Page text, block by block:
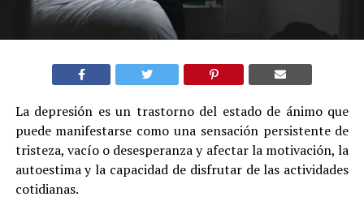
La depresión es un trastorno del estado de ánimo que
puede manifestarse como una sensación persistente de
tristeza, vacío o desesperanza y afectar la motivación, la
autoestima y la capacidad de disfrutar de las actividades
cotidianas.